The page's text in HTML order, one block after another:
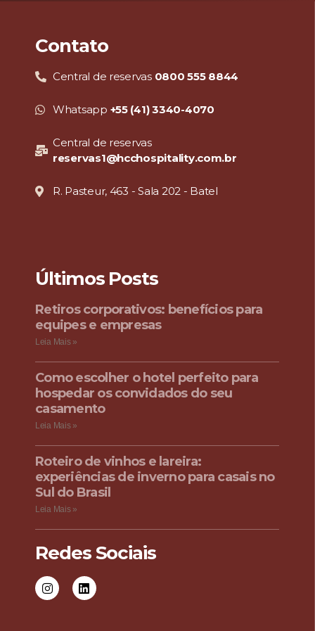
Contato
Central de reservas 0800 555 8844
Whatsapp +55 (41) 3340-4070
Central de reservas
reservas1@hcchospitality.com.br
R. Pasteur, 463 - Sala 202 - Batel
Últimos Posts
Retiros corporativos: benefícios para
equipes e empresas
Leia Mais »
Como escolher o hotel perfeito para
hospedar os convidados do seu
casamento
Leia Mais »
Roteiro de vinhos e lareira:
experiências de inverno para casais no
Sul do Brasil
Leia Mais »
Redes Sociais